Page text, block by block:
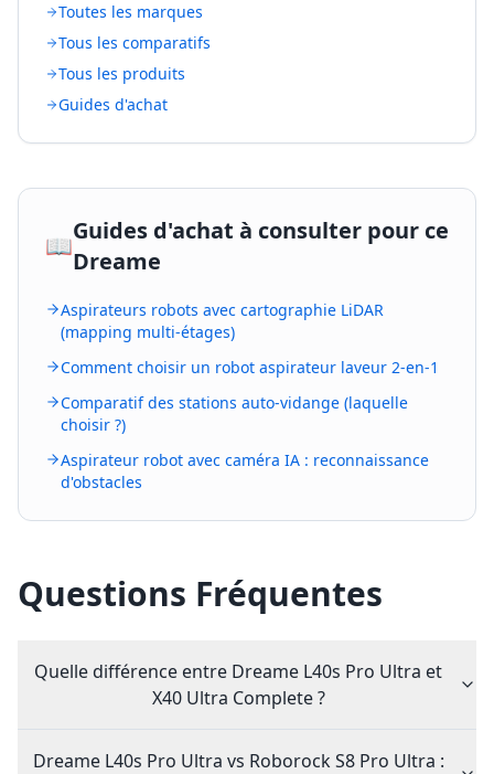
Toutes les marques
Tous les comparatifs
Tous les produits
Guides d'achat
📖
Guides d'achat à consulter pour ce
Dreame
Aspirateurs robots avec cartographie LiDAR
(mapping multi-étages)
Comment choisir un robot aspirateur laveur 2-en-1
Comparatif des stations auto-vidange (laquelle
choisir ?)
Aspirateur robot avec caméra IA : reconnaissance
d'obstacles
Questions Fréquentes
Quelle différence entre Dreame L40s Pro Ultra et
X40 Ultra Complete ?
Dreame L40s Pro Ultra vs Roborock S8 Pro Ultra :